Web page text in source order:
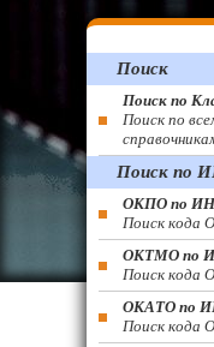
Поиск
Поиск по
Поиск по
Поиск по
ОКПО по
Поиск кода
ОКТМО по
Поиск
ОКАТО по
Поиск кода